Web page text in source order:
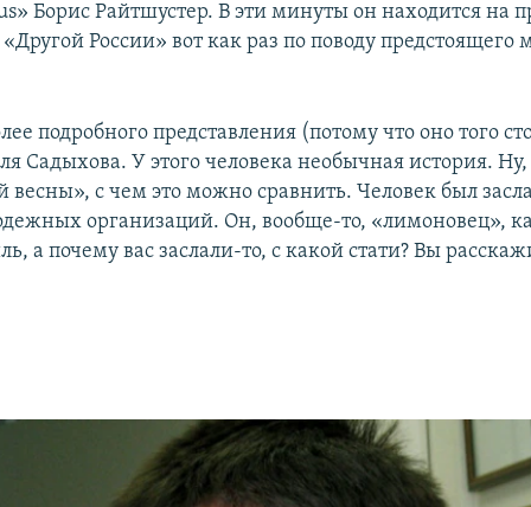
Борис Райтшустер. В эти минуты он находится на
России» вот как раз по поводу предстоящего
подробного представления (потому что оно того
Садыхова. У этого человека необычная история.
весны», с чем это можно сравнить. Человек был
организаций. Он, вообще-то, «лимоновец»,
а почему вас заслали-то, с какой стати? Вы